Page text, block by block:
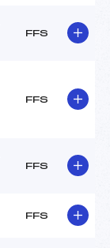
FFS
FFS
FFS
FFS